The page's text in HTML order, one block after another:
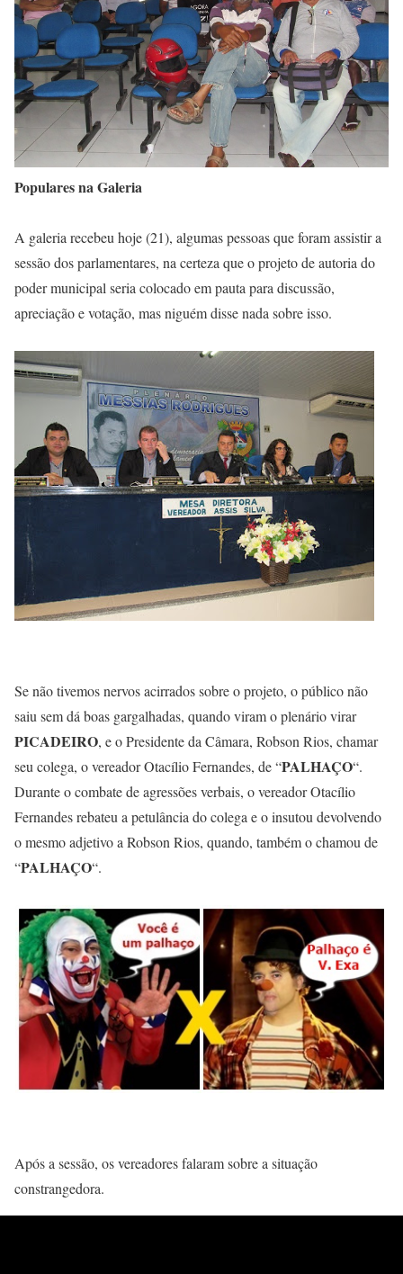
Populares na Galeria
A galeria recebeu hoje (21), algumas pessoas que foram assistir a
sessão dos parlamentares, na certeza que o projeto de autoria do
poder municipal seria colocado em pauta para discussão,
apreciação e votação, mas niguém disse nada sobre isso.
Se não tivemos nervos acirrados sobre o projeto, o público não
saiu sem dá boas gargalhadas, quando viram o plenário virar
PICADEIRO, e o Presidente da Câmara, Robson Rios, chamar
seu colega, o vereador Otacílio Fernandes, de “PALHAÇO“.
Durante o combate de agressões verbais, o vereador Otacílio
Fernandes rebateu a petulância do colega e o insutou devolvendo
o mesmo adjetivo a Robson Rios, quando, também o chamou de
“PALHAÇO“.
Após a sessão, os vereadores falaram sobre a situação
constrangedora.